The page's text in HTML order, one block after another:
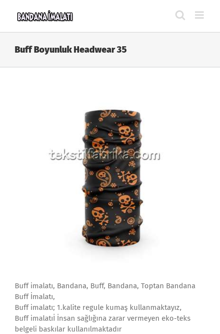
Buff Boyunluk Headwear 35
Buff imalatı, Bandana, Buff, Bandana, Toptan Bandana
Buff İmalatı,
Buff imalatı; 1.kalite regule kumaş kullanmaktayız,
Buff imalatıİ İnsan sağlığına zarar vermeyen eko-teks
belgeli baskılar kullanılmaktadır